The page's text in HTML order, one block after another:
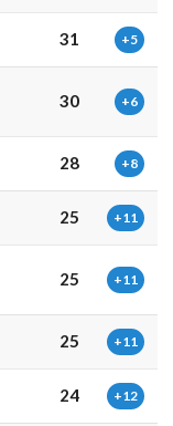
31 +5
30 +6
28 +8
25 +11
25 +11
25 +11
24 +12